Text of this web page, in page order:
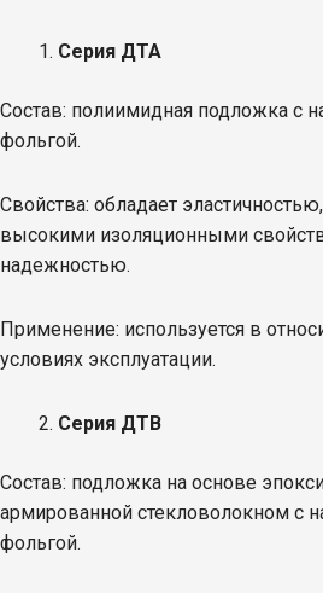
Серия ДТА
Состав: полиимидная подложка с
фольгой.
Свойства: обладает
высокими изоляционными
надежностью.
Применение: используется в
условиях эксплуатации.
Серия ДТВ
Состав: подложка на основе
армированной стекловолокном с
фольгой.